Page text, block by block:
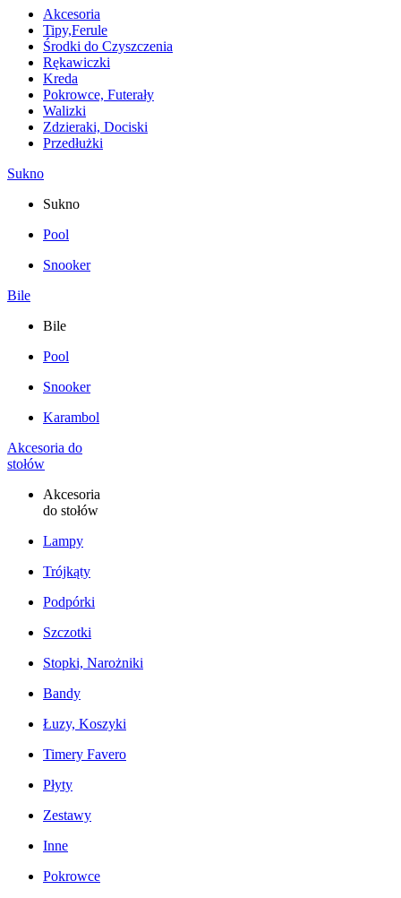
Akcesoria
Tipy,Ferule
Środki do Czyszczenia
Rękawiczki
Kreda
Pokrowce, Futerały
Walizki
Zdzieraki, Dociski
Przedłużki
Sukno
Sukno
Pool
Snooker
Bile
Bile
Pool
Snooker
Karambol
Akcesoria do
stołów
Akcesoria
do stołów
Lampy
Trójkąty
Podpórki
Szczotki
Stopki, Narożniki
Bandy
Łuzy, Koszyki
Timery Favero
Płyty
Zestawy
Inne
Pokrowce